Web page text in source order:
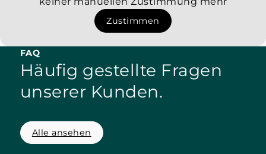
Zustimmen
FAQ
Häufig gestellte Fragen
unserer Kunden.
Alle ansehen